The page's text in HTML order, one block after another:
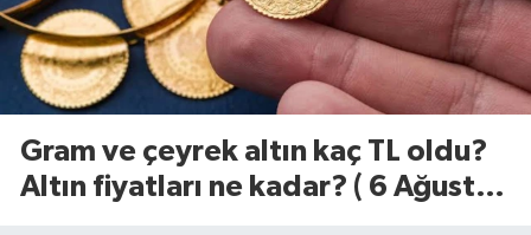
Gram ve çeyrek altın kaç TL oldu?
Altın fiyatları ne kadar? ( 6 Ağustos